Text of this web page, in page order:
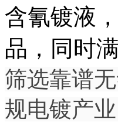
含氰镀液
品，同时
筛选靠谱
规电镀产